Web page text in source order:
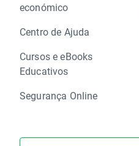
económico
Centro de Ajuda
Cursos e eBooks
Educativos
Segurança Online